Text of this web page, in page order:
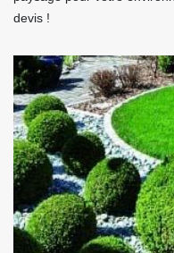
devis !